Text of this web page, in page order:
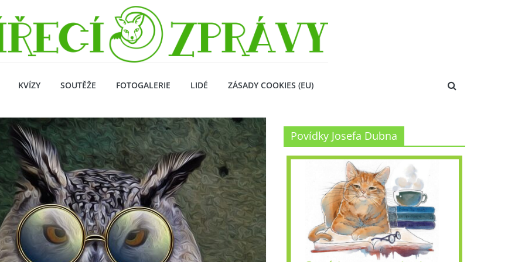
KVÍZY SOUTĚŽE FOTOGALERIE LIDÉ ZÁSADY COOKIES (EU)
Povídky Josefa Dubna